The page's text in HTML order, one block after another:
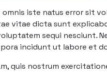
iste natus error sit
vitae dicta sunt
sequi nesciunt.
incidunt ut labore et
quis nostrum